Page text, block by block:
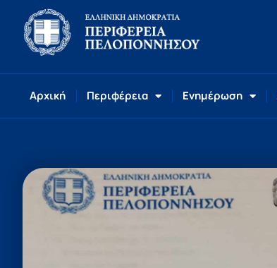
Αρχική Περιφέρεια Ενημέρωση